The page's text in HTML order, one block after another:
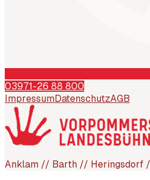
03971-26 88 800
Impressum DatenschutzAGB
Anklam // Barth // Heringsdorf